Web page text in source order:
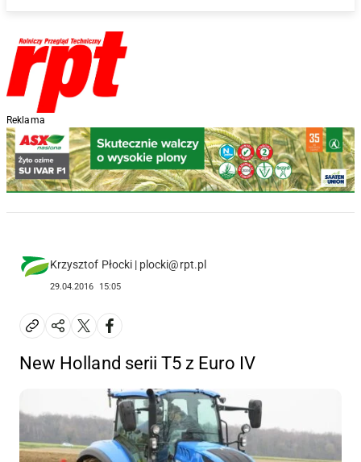
Reklama
Krzysztof Płocki | plocki@rpt.pl
29.04.2016 15:05
New Holland serii T5 z Euro IV